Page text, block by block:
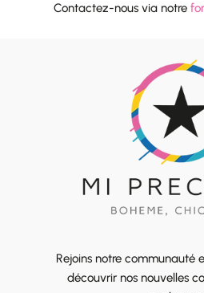
Contactez-nous via notre
Rejoins notre communauté
découvrir nos nouvelles